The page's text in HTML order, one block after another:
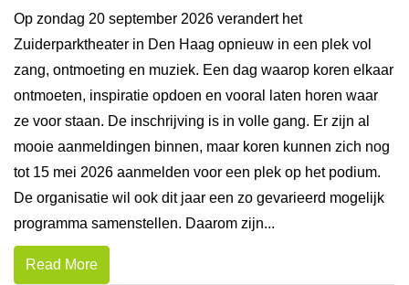
Op zondag 20 september 2026 verandert het
Zuiderparktheater in Den Haag opnieuw in een plek vol
zang, ontmoeting en muziek. Een dag waarop koren elkaar
ontmoeten, inspiratie opdoen en vooral laten horen waar
ze voor staan. De inschrijving is in volle gang. Er zijn al
mooie aanmeldingen binnen, maar koren kunnen zich nog
tot 15 mei 2026 aanmelden voor een plek op het podium.
De organisatie wil ook dit jaar een zo gevarieerd mogelijk
programma samenstellen. Daarom zijn...
Read More